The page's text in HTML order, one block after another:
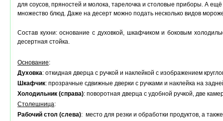
для соусов, пряностей и молока, тарелочка и столовые приборы. А
множество блюд. Даже на десерт можно подать несколько видов
Состав кухни: основание с духовкой, шкафчиком и боковым
десертная стойка.
Основание:
Духовка: откидная дверца с ручкой и наклейкой с изображением
Шкафчик: прозрачные сдвижные дверки с ручками и наклейка на
Холодильник (справа): поворотная дверца с удобной ручкой, две
Столешница:
Рабочий стол (слева): место для резки и обработки продуктов, а